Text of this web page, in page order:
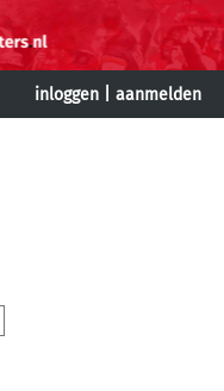
inloggen aanmelden